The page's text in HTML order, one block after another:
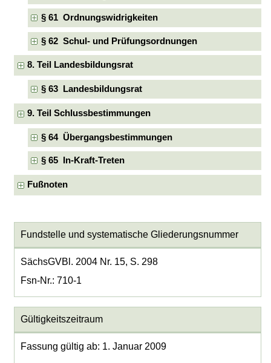
§ 61 Ordnungswidrigkeiten
§ 62 Schul- und Prüfungsordnungen
8. Teil Landesbildungsrat
§ 63 Landesbildungsrat
9. Teil Schlussbestimmungen
§ 64 Übergangsbestimmungen
§ 65 In-Kraft-Treten
Fußnoten
Fundstelle und systematische Gliederungsnummer
SächsGVBl. 2004 Nr. 15, S. 298
Fsn-Nr.: 710-1
Gültigkeitszeitraum
Fassung gültig ab: 1. Januar 2009